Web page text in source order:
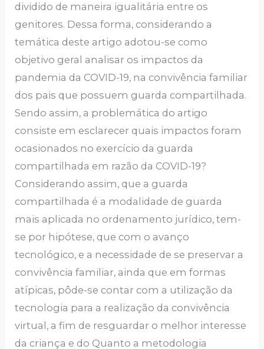
dividido de maneira igualitária entre os
genitores. Dessa forma, considerando a
temática deste artigo adotou-se como
objetivo geral analisar os impactos da
pandemia da COVID-19, na convivência familiar
dos pais que possuem guarda compartilhada.
Sendo assim, a problemática do artigo
consiste em esclarecer quais impactos foram
ocasionados no exercício da guarda
compartilhada em razão da COVID-19?
Considerando assim, que a guarda
compartilhada é a modalidade de guarda
mais aplicada no ordenamento jurídico, tem-
se por hipótese, que com o avanço
tecnológico, e a necessidade de se preservar a
convivência familiar, ainda que em formas
atípicas, pôde-se contar com a utilização da
tecnologia para a realização da convivência
virtual, a fim de resguardar o melhor interesse
da criança e do Quanto a metodologia